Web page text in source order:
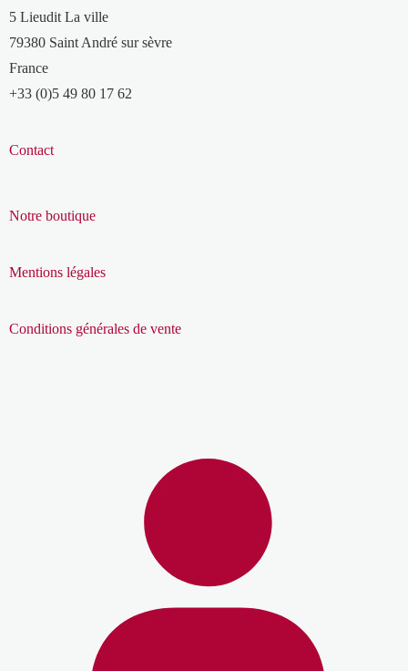
5 Lieudit La ville
79380 Saint André sur sèvre
France
+33 (0)5 49 80 17 62
Contact
Notre boutique
Mentions légales
Conditions générales de vente